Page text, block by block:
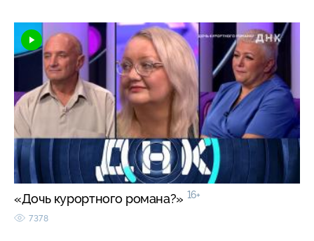
«Дочь курортного романа?» 16+
7378